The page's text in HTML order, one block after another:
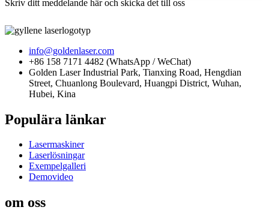
Skriv ditt meddelande här och skicka det till oss
info@goldenlaser.com
+86 158 7171 4482 (WhatsApp / WeChat)
Golden Laser Industrial Park, Tianxing Road, Hengdian
Street, Chuanlong Boulevard, Huangpi District, Wuhan,
Hubei, Kina
Populära länkar
Lasermaskiner
Laserlösningar
Exempelgalleri
Demovideo
om oss